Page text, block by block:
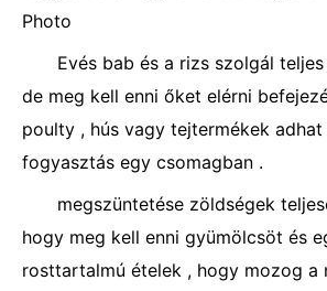
Photo
Evés bab és a rizs szolgál
de meg kell enni őket elérni
poulty , hús vagy tejtermékek
fogyasztás egy csomagban .
megszüntetése zöldségek
hogy meg kell enni gyümölcsöt és
rosttartalmú ételek , hogy mozog a